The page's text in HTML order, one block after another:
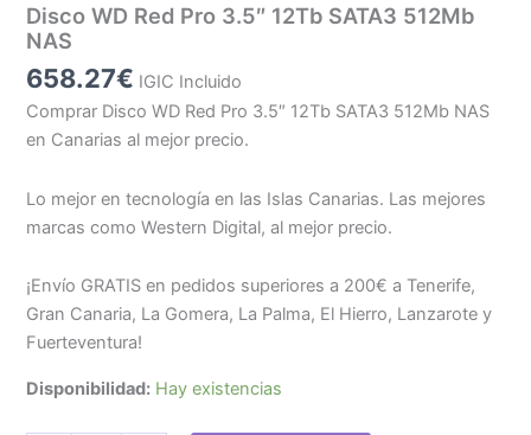
Disco WD Red Pro 3.5″ 12Tb SATA3 512Mb
NAS
658.27€ IGIC Incluido
Comprar Disco WD Red Pro 3.5″ 12Tb SATA3 512Mb NAS
en Canarias al mejor precio.
Lo mejor en tecnología en las Islas Canarias. Las mejores
marcas como Western Digital, al mejor precio.
¡Envío GRATIS en pedidos superiores a 200€ a Tenerife,
Gran Canaria, La Gomera, La Palma, El Hierro, Lanzarote y
Fuerteventura!
Disponibilidad: Hay existencias